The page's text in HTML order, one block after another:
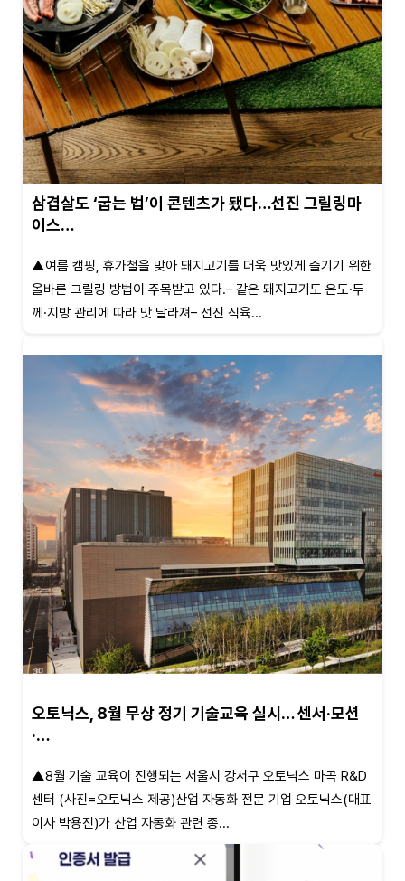
삼겹살도 ‘굽는 법’이 콘텐츠가 됐다…선진 그릴링마
이스…
▲여름 캠핑, 휴가철을 맞아 돼지고기를 더욱 맛있게 즐기기 위한
올바른 그릴링 방법이 주목받고 있다.– 같은 돼지고기도 온도·두
께·지방 관리에 따라 맛 달라져– 선진 식육...
오토닉스, 8월 무상 정기 기술교육 실시… 센서·모션
·…
▲8월 기술 교육이 진행되는 서울시 강서구 오토닉스 마곡 R&D
센터 (사진=오토닉스 제공)산업 자동화 전문 기업 오토닉스(대표
이사 박용진)가 산업 자동화 관련 종...